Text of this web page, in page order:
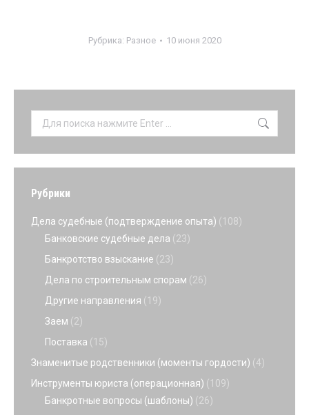
Рубрика: Разное 10 июня 2020
Поиск:
Рубрики
Дела судебные (подтверждение опыта) (108)
Банковские судебные дела (23)
Банкротство взыскание (23)
Дела по строительным спорам (26)
Другие направления (19)
Заем (2)
Поставка (15)
Знаменитые родственники (моменты гордости) (4)
Инструменты юриста (операционная) (109)
Банкротные вопросы (шаблоны) (26)